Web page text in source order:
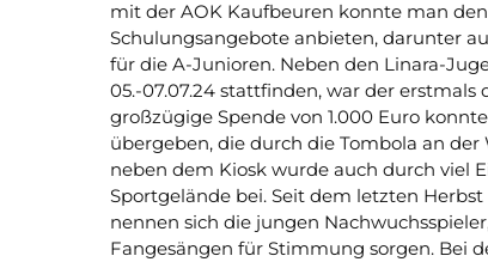
mit der AOK Kaufbeuren konnte man
Schulungsangebote anbieten, darunter
für die A-Junioren. Neben den Linara-
05.-07.07.24 stattfinden, war der
großzügige Spende von 1.000 Euro
übergeben, die durch die Tombola an
neben dem Kiosk wurde auch durch viel
Sportgelände bei. Seit dem letzten Herbst
nennen sich die jungen
Fangesängen für Stimmung sorgen. Bei